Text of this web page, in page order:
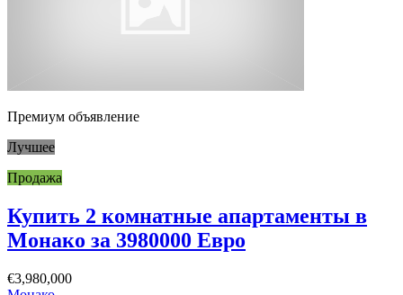
Премиум объявление
Лучшее
Продажа
Купить 2 комнатные апартаменты в
Монако за 3980000 Евро
€3,980,000